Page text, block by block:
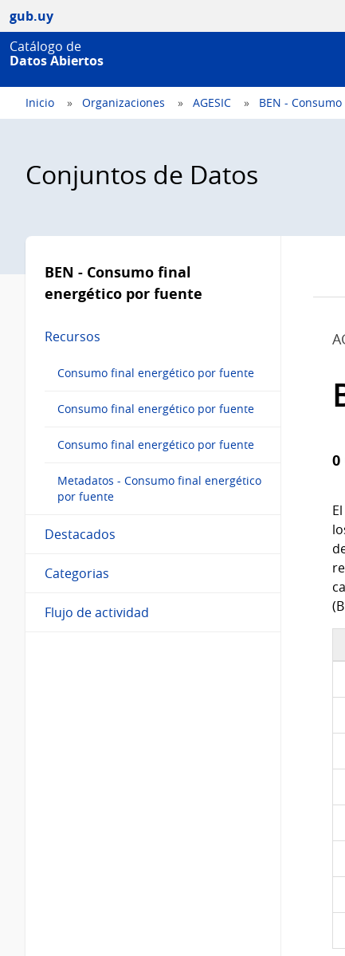
gub.uy
Catálogo de
Datos Abiertos
Inicio Organizaciones AGESIC BEN -
Conjuntos de Datos
Menú
lateral
BEN - Consumo final
energético por fuente
Recursos
Consumo final energético por fuente
Consumo final energético por fuente
Consumo final energético por fuente
Metadatos - Consumo final energético
por fuente
Destacados
Categorias
Flujo de actividad
0